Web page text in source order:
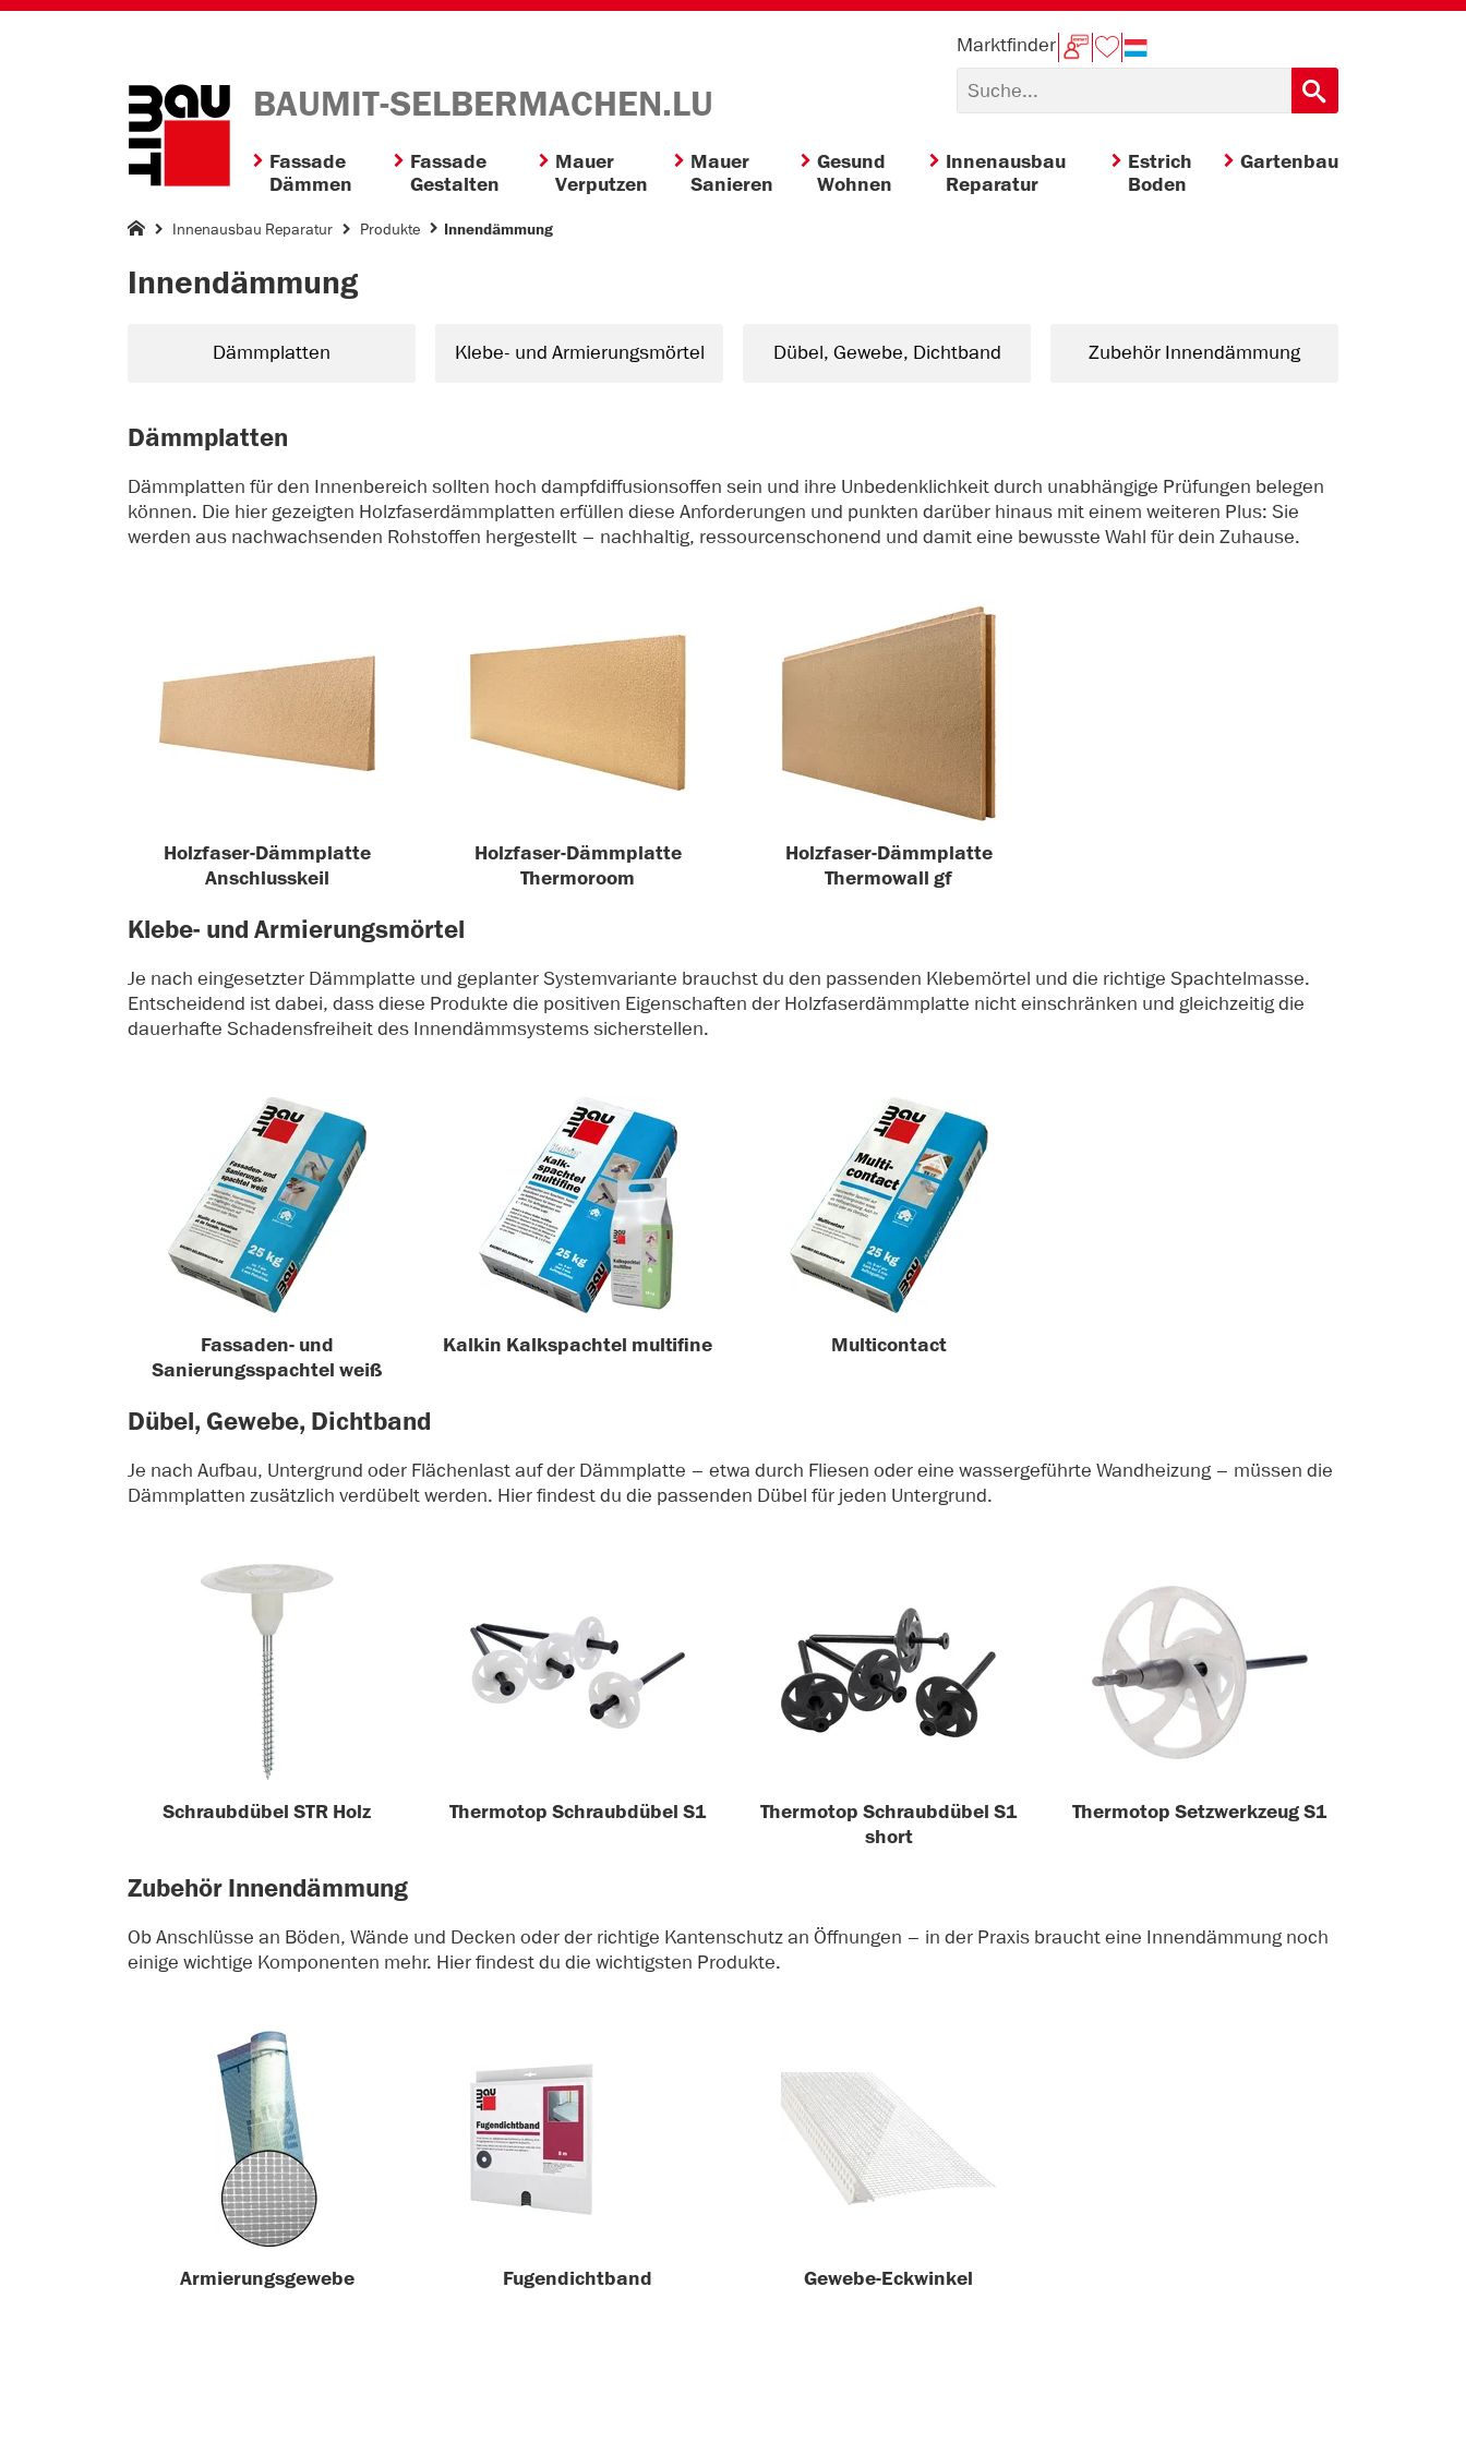
BAUMIT-SELBERMACHEN.LU
Marktfinder
Fassade
Dämmen
Fassade
Gestalten
Mauer
Verputzen
Mauer
Sanieren
Gesund
Wohnen
Innenausbau
Reparatur
Estrich
Boden
Gartenbau
Innenausbau Reparatur Produkte Innendämmung
Innendämmung
Dämmplatten Klebe- und Armierungsmörtel Dübel, Gewebe, Dichtband Zubehör Innendämmung
Dämmplatten
Dämmplatten für den Innenbereich sollten hoch dampfdiffusionsoffen sein und ihre Unbedenklichkeit durch unabhängige Prüfungen belegen
können. Die hier gezeigten Holzfaserdämmplatten erfüllen diese Anforderungen und punkten darüber hinaus mit einem weiteren Plus: Sie
werden aus nachwachsenden Rohstoffen hergestellt – nachhaltig, ressourcenschonend und damit eine bewusste Wahl für dein Zuhause.
Holzfaser-Dämmplatte
Anschlusskeil
Holzfaser-Dämmplatte
Thermoroom
Holzfaser-Dämmplatte
Thermowall gf
Klebe- und Armierungsmörtel
Je nach eingesetzter Dämmplatte und geplanter Systemvariante brauchst du den passenden Klebemörtel und die richtige Spachtelmasse.
Entscheidend ist dabei, dass diese Produkte die positiven Eigenschaften der Holzfaserdämmplatte nicht einschränken und gleichzeitig die
dauerhafte Schadensfreiheit des Innendämmsystems sicherstellen.
Fassaden- und
Sanierungsspachtel weiß
Kalkin Kalkspachtel multifine Multicontact
Dübel, Gewebe, Dichtband
Je nach Aufbau, Untergrund oder Flächenlast auf der Dämmplatte – etwa durch Fliesen oder eine wassergeführte Wandheizung – müssen die
Dämmplatten zusätzlich verdübelt werden. Hier findest du die passenden Dübel für jeden Untergrund.
Schraubdübel STR Holz Thermotop Schraubdübel S1
Thermotop Schraubdübel S1
short
Thermotop Setzwerkzeug S1
Zubehör Innendämmung
Ob Anschlüsse an Böden, Wände und Decken oder der richtige Kantenschutz an Öffnungen – in der Praxis braucht eine Innendämmung noch
einige wichtige Komponenten mehr. Hier findest du die wichtigsten Produkte.
Armierungsgewebe Fugendichtband Gewebe-Eckwinkel